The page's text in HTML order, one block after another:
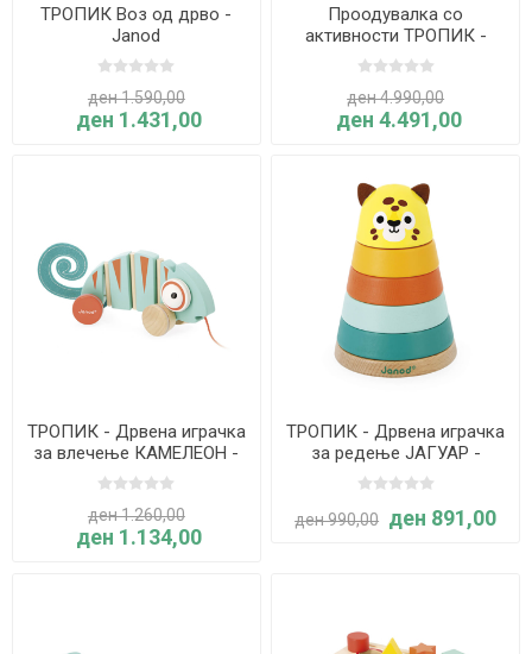
ТРОПИК Воз од дрво -
Janod
ден 1.590,00
ден 1.431,00
Проодувалка со
активности ТРОПИК -
Janod
ден 4.990,00
ден 4.491,00
ТРОПИК - Дрвена играчка
за влечење КАМЕЛЕОН -
Janod
ден 1.260,00
ден 1.134,00
ТРОПИК - Дрвена играчка
за редење ЈАГУАР -
Janod
ден 990,00 ден 891,00